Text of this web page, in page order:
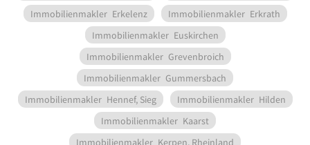
Immobilienmakler Erkelenz Immobilienmakler Erkrath
Immobilienmakler Euskirchen
Immobilienmakler Grevenbroich
Immobilienmakler Gummersbach
Immobilienmakler Hennef, Sieg Immobilienmakler Hilden
Immobilienmakler Kaarst
Immobilienmakler Kerpen, Rheinland